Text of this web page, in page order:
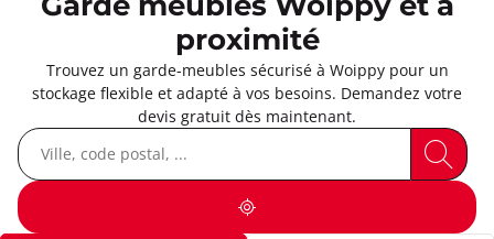
proximité
Trouvez un garde-meubles sécurisé à Woippy pour un
stockage flexible et adapté à vos besoins. Demandez votre
devis gratuit dès maintenant.